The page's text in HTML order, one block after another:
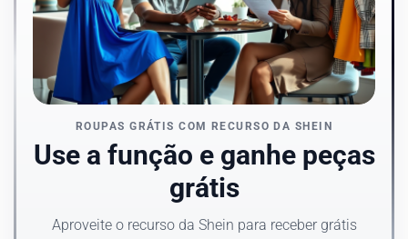
ROUPAS GRÁTIS COM RECURSO DA SHEIN
Use a função e ganhe peças
grátis
Aproveite o recurso da Shein para receber grátis